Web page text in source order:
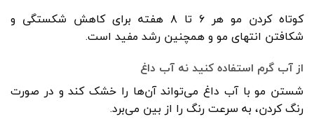
کوتاه کردن مو هر ۶ تا ۸ هفته برای کاهش شکستگی و
شکافتن انتهای مو و همچنین رشد مفید است.
از آب گرم استفاده کنید نه آب داغ
شستن مو با آب داغ می‌تواند آن‌ها را خشک کند و در صورت
رنگ کردن، به سرعت رنگ را از بین می‌برد.